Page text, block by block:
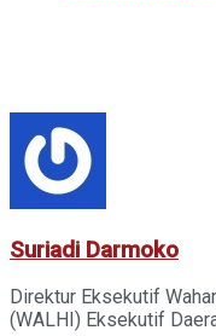
Suriadi Darmoko
Direktur Eksekutif
(WALHI) Eksekutif